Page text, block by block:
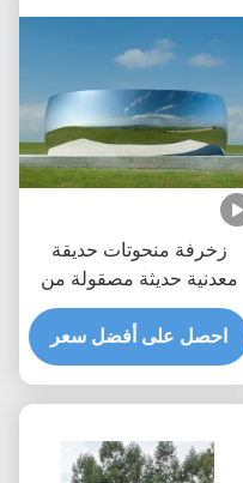
زخرفة منحوتات حديقة
معدنية حديثة مصقولة من
الفولاذ المقاوم للصدأ
احصل على أفضل سعر